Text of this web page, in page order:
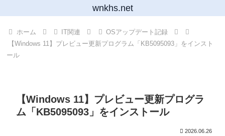
wnkhs.net
ホーム IT関連
OSアップデート記録
【Windows 11】プレビュー更新プログラム「KB5095093」をインスト
ール
【Windows 11】プレビュー更新プログラ
ム「KB5095093」をインストール
2026.06.26